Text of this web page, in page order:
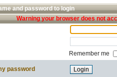
and password to login
Warning your browser does not
Remember me
password